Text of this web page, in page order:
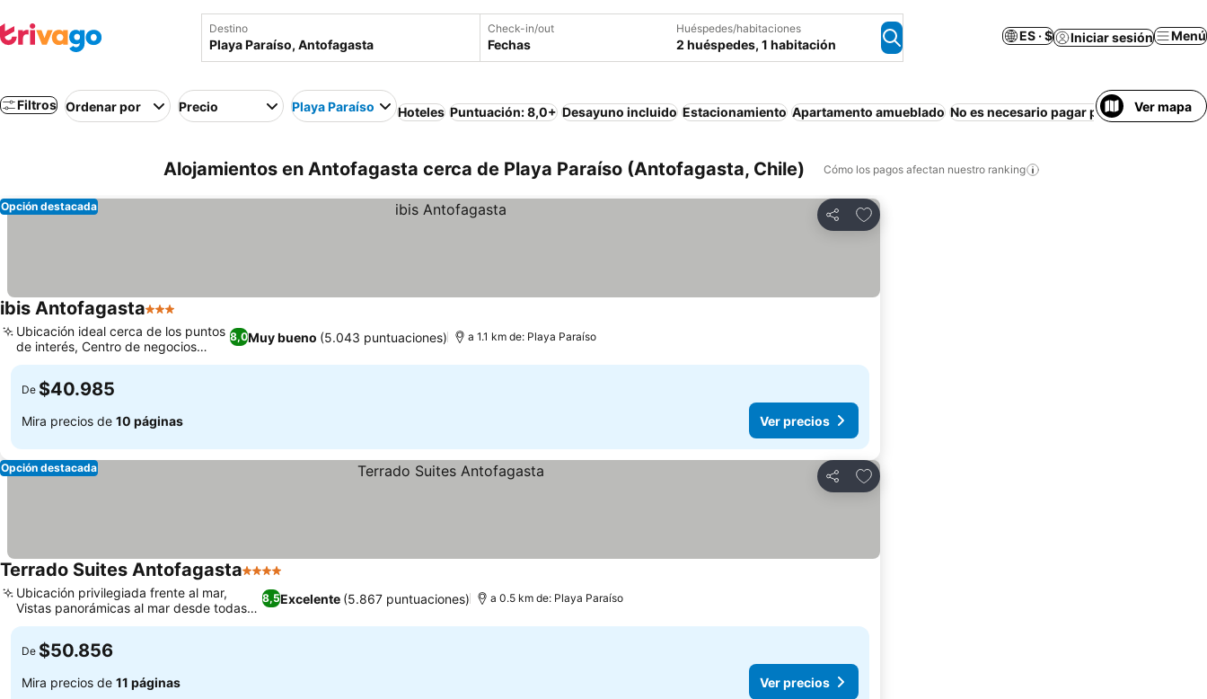
Destino Check-in/out
Fechas
Huéspedes/habitaciones
2 huéspedes, 1 habitación
ES · $ Iniciar sesión Menú
Filtros Ordenar por Precio Playa Paraíso Hoteles Puntuación: 8,0+ Desayuno incluido Estacionamiento Apartamento amueblado No es necesario pagar por adelantado
Ver mapa
Alojamientos en Antofagasta cerca de Playa Paraíso (Antofagasta, Chile) Cómo los pagos afectan nuestro ranking
Compartir
Agregar a favoritos
Opción destacada
ibis Antofagasta3 Estrellas
8,0Muy bueno (5.043 puntuaciones)
Ubicación ideal cerca de los puntos
de interés, Centro de negocios
exclusivo
a 1.1 km de: Playa Paraíso
De $40.985
Mira precios de 10 páginas Ver precios
Compartir
Agregar a favoritos
Opción destacada
Terrado Suites Antofagasta4 Estrellas
8,5Excelente (5.867 puntuaciones)
Ubicación privilegiada frente al mar,
Vistas panorámicas al mar desde todas
las habitaciones.
a 0.5 km de: Playa Paraíso
De $50.856
Mira precios de 11 páginas Ver precios